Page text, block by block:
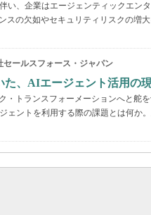
い、企業はエージェンティックエン
スの欠如やセキュリティリスクの増
セールスフォース・ジャパン
た、AIエージェント活用の
・トランスフォーメーションへと舵
ェントを利用する際の課題とは何か